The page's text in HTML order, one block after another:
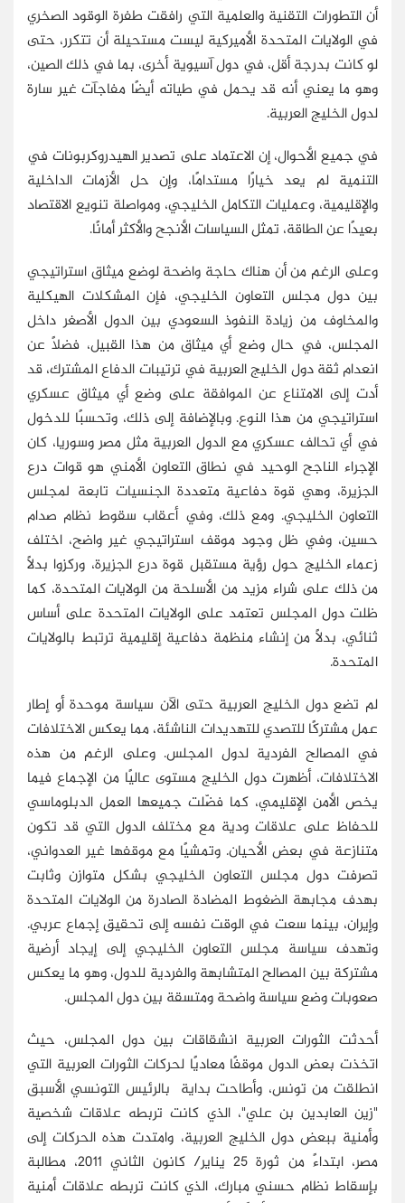
أن التطورات التقنية والعلمية التي رافقت طفرة الوقود الصخري
في الولايات المتحدة الأميركية ليست مستحيلة أن تتكرر، حتى
لو كانت بدرجة أقل، في دول آسيوية أخرى، بما في ذلك الصين،
وهو ما يعني أنه قد يحمل في طياته أيضًا مفاجآت غير سارة
لدول الخليج العربية.
في جميع الأحوال، إن الاعتماد على تصدير الهيدروكربونات في
التنمية لم يعد خيارًا مستدامًا، وإن حل الأزمات الداخلية
والإقليمية، وعمليات التكامل الخليجي، ومواصلة تنويع الاقتصاد
بعيدًا عن الطاقة، تمثل السياسات الأنجح والأكثر أمانًا.
وعلى الرغم من أن هناك حاجة واضحة لوضع ميثاق استراتيجي
بين دول مجلس التعاون الخليجي، فإن المشكلات الهيكلية
والمخاوف من زيادة النفوذ السعودي بين الدول الأصغر داخل
المجلس، في حال وضع أي ميثاق من هذا القبيل، فضلًا عن
انعدام ثقة دول الخليج العربية في ترتيبات الدفاع المشترك، قد
أدت إلى الامتناع عن الموافقة على وضع أي ميثاق عسكري
استراتيجي من هذا النوع. وبالإضافة إلى ذلك، وتحسبًا للدخول
في أي تحالف عسكري مع الدول العربية مثل مصر وسوريا، كان
الإجراء الناجح الوحيد في نطاق التعاون الأمني هو قوات درع
الجزيرة، وهي قوة دفاعية متعددة الجنسيات تابعة لمجلس
التعاون الخليجي. ومع ذلك، وفي أعقاب سقوط نظام صدام
حسين، وفي ظل وجود موقف استراتيجي غير واضح، اختلف
زعماء الخليج حول رؤية مستقبل قوة درع الجزيرة، وركزوا بدلًا
من ذلك على شراء مزيد من الأسلحة من الولايات المتحدة، كما
ظلت دول المجلس تعتمد على الولايات المتحدة على أساس
ثنائي، بدلًا من إنشاء منظمة دفاعية إقليمية ترتبط بالولايات
المتحدة.
لم تضع دول الخليج العربية حتى الآن سياسة موحدة أو إطار
عمل مشتركًا للتصدي للتهديدات الناشئة، مما يعكس الاختلافات
في المصالح الفردية لدول المجلس. وعلى الرغم من هذه
الاختلافات، أظهرت دول الخليج مستوى عاليًا من الإجماع فيما
يخص الأمن الإقليمي، كما فضّلت جميعها العمل الدبلوماسي
للحفاظ على علاقات ودية مع مختلف الدول التي قد تكون
متنازعة في بعض الأحيان. وتمشيًا مع موقفها غير العدواني،
تصرفت دول مجلس التعاون الخليجي بشكل متوازن وثابت
بهدف مجابهة الضغوط المضادة الصادرة من الولايات المتحدة
وإيران، بينما سعت في الوقت نفسه إلى تحقيق إجماع عربي.
وتهدف سياسة مجلس التعاون الخليجي إلى إيجاد أرضية
مشتركة بين المصالح المتشابهة والفردية للدول، وهو ما يعكس
صعوبات وضع سياسة واضحة ومتسقة بين دول المجلس.
أحدثت الثورات العربية انشقاقات بين دول المجلس، حيث
اتخذت بعض الدول موقفًا معاديًا لحركات الثورات العربية التي
انطلقت من تونس، وأطاحت بداية بالرئيس التونسي الأسبق
"زين العابدين بن علي"، الذي كانت تربطه علاقات شخصية
وأمنية ببعض دول الخليج العربية، وامتدت هذه الحركات إلى
مصر، ابتداءً من ثورة 25 يناير/ كانون الثاني 2011، مطالبة
بإسقاط نظام حسني مبارك، الذي كانت تربطه علاقات أمنية